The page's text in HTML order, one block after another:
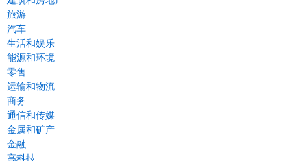
旅游
汽车
生活和娱乐
能源和环境
零售
运输和物流
商务
通信和传媒
金属和矿产
金融
高科技